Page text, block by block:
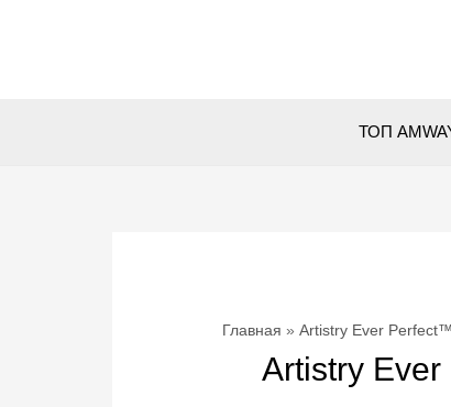
ТОП
Главная Artistry Ever
Artistry